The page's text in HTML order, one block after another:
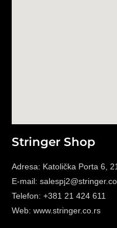
Stringer Shop
Adresa: Katolička Porta 6,
E-mail:
Telefon: +381 21 424 611
Web: www.stringer.co.rs